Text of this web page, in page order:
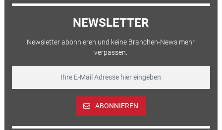
NEWSLETTER
Newsletter abonnieren und keine Branchen-News mehr
verpassen.
ABONNIEREN